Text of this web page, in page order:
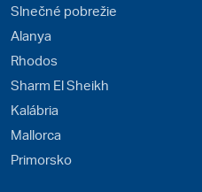
Slnečné pobrežie
Alanya
Rhodos
Sharm El Sheikh
Kalábria
Mallorca
Primorsko